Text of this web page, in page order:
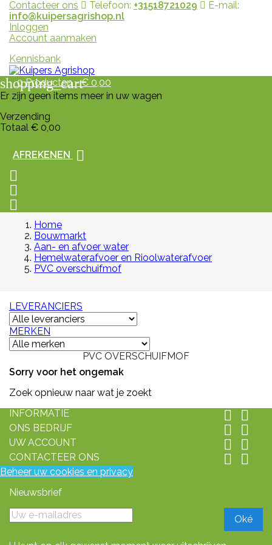
Contacteer ons Telefoon: +31518721029
E-mail:
info@kuipersagrishop.nl
Inloggen
Account aanmaken
Kennisbank
shopping_cart
0Producten - € 0,00
Er zijn geen items meer in uw wagen
Verzending
Totaal € 0,00
AFREKENEN




Home
Bouwmarkt
Aan- en afvoer water
Hemelwaterafvoer en Rioolwaterafvoer
PVC overschuifmof
LEVERANCIERS
MERKEN
PVC OVERSCHUIFMOF
Sorry voor het ongemak
Zoek opnieuw naar wat je zoekt
INFORMATIE
 
ONS BEDRIJF  
UW ACCOUNT  
CONTACTEER ONS  
Beheer uw cookies en privacy
Nieuwsbrief